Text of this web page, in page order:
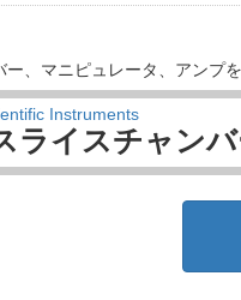
ー、マニピュレータ、アンプ
Instruments
ライスチャン